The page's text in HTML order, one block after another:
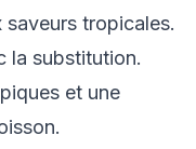
tropicales.
la substitution.
et une